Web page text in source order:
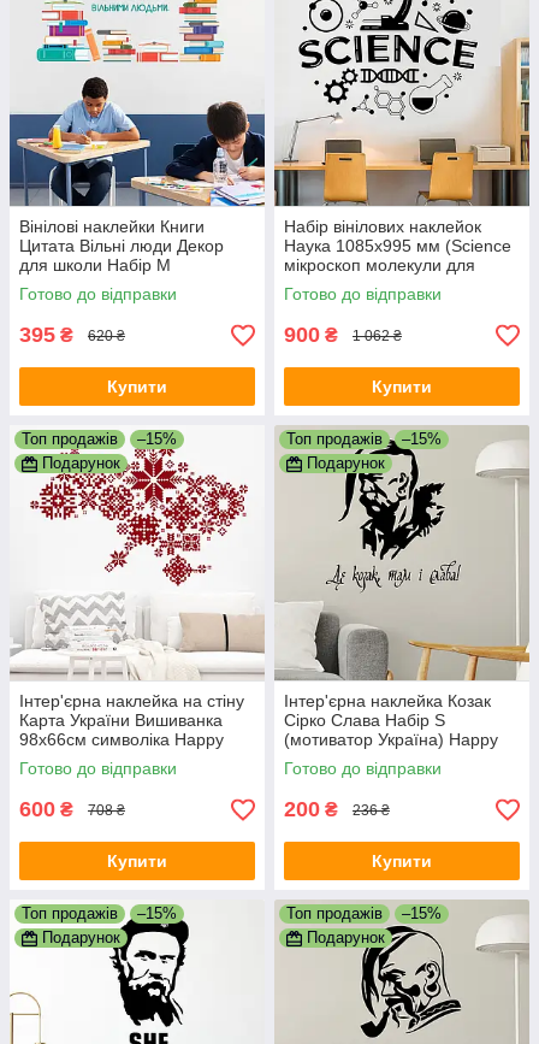
Вінілові наклейки Книги
Цитата Вільні люди Декор
для школи Набір М
860х420мм матова
Готово до відправки
395 ₴ 620 ₴
Купити
Набір вінілових наклейок
Наука 1085х995 мм (Sciеnce
мікроскоп молекули для
школи) Happy Pocket Чорний
матовий
Готово до відправки
900 ₴ 1 062 ₴
Купити
Топ продажів
–15%
Подарунок
Інтер'єрна наклейка на стіну
Карта України Вишиванка
98х66см символіка Happy
Pocket Червоний матовий
Готово до відправки
600 ₴ 708 ₴
Купити
Топ продажів
–15%
Подарунок
Інтер'єрна наклейка Козак
Сірко Слава Набір S
(мотиватор Україна) Happy
Pocket Чорний матовий
Готово до відправки
200 ₴ 236 ₴
Купити
Топ продажів
–15%
Подарунок
Топ продажів
–15%
Подарунок